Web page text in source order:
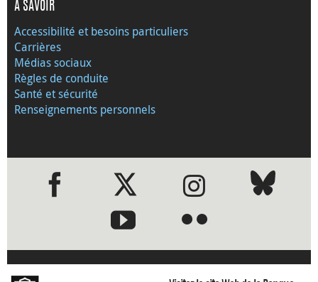
À SAVOIR
Accessibilité et besoins particuliers
Carrières
Médias sociaux
Règles de conduite
Santé et sécurité
Renseignements personnels
●●